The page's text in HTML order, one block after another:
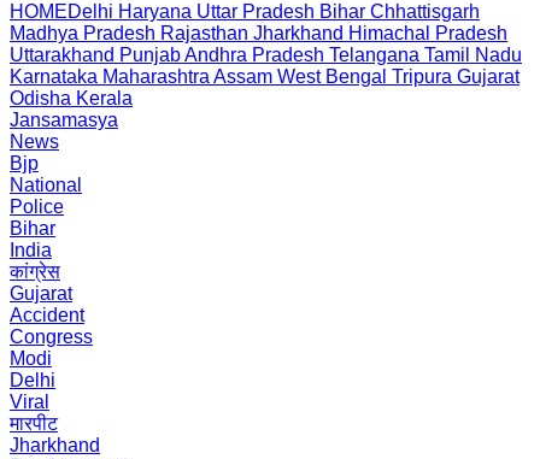
HOMEDelhi Haryana Uttar Pradesh Bihar Chhattisgarh
Madhya Pradesh Rajasthan Jharkhand Himachal Pradesh
Uttarakhand PunjabAndhra Pradesh Telangana Tamil Nadu
Karnataka Maharashtra Assam West Bengal Tripura Gujarat
Odisha Kerala
Jansamasya
News
Bjp
National
Police
Bihar
India
कांग्रेस
Gujarat
Accident
Congress
Modi
Delhi
Viral
मारपीट
Jharkhand